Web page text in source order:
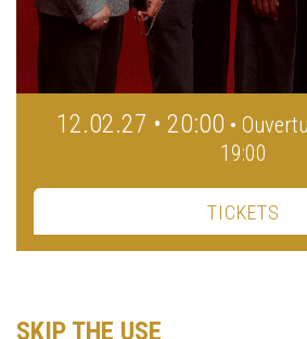
12.02.27 • 20:00 •
19:00
TICKETS
SKIP THE USE